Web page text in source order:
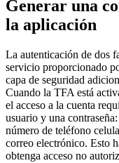
Generar una
la aplicación
La autenticación de dos
servicio proporcionado
capa de seguridad
Cuando la TFA está
el acceso a la cuenta
usuario y una
número de teléfono
correo electrónico. Esto
obtenga acceso no